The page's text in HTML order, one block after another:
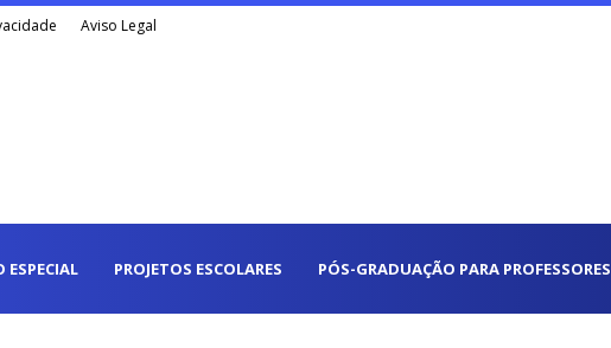
Aviso Legal
ESPECIAL PROJETOS ESCOLARES PÓS-GRADUAÇÃO PARA PROFESSORES